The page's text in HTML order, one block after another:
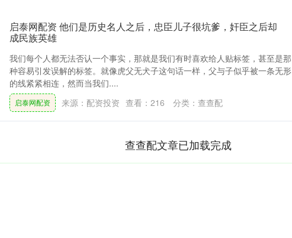
启泰网配资 他们是历史名人之后，忠臣儿子很坑爹，奸臣之后却
成民族英雄
我们每个人都无法否认一个事实，那就是我们有时喜欢给人贴标签，甚至是那
种容易引发误解的标签。就像虎父无犬子这句话一样，父与子似乎被一条无形
的线紧紧相连，然而当我们....
启泰网配资 来源：配资投资 查看： 216 分类： 查查配
查查配文章已加载完成